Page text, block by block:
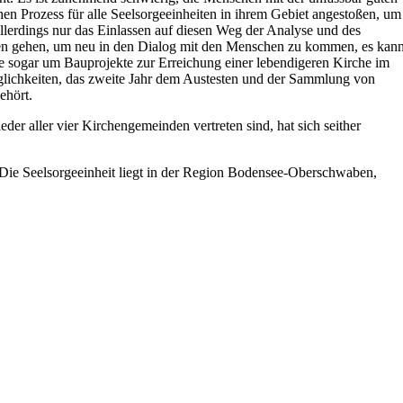
Prozess für alle Seelsorgeeinheiten in ihrem Gebiet angestoßen, um
nur das Einlassen auf diesen Weg der Analyse und des
gehen, um neu in den Dialog mit den Menschen zu kommen, es
um Bauprojekte zur Erreichung einer lebendigeren Kirche im
das zweite Jahr dem Austesten und der Sammlung von
aller vier Kirchengemeinden vertreten sind, hat sich seither
Seelsorgeeinheit liegt in der Region Bodensee-Oberschwaben,